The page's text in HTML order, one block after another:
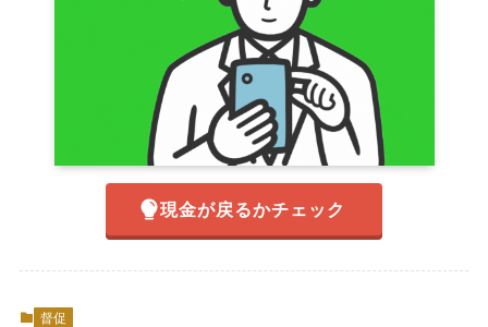
現金が戻るかチェック
督促